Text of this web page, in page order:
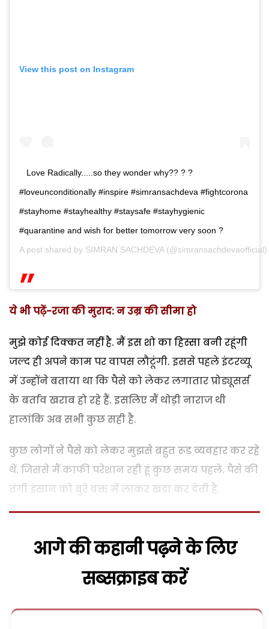
View this post on Instagram
Love Radically.....so they wonder why?? ? ?
#loveunconditionally #inspire #simransachdeva #fightcorona
#stayhome #stayhealthy #staysafe #stayhygienic
#quarantine and wish for better tomorrow very soon ?
A post shared by SIMRAN SACHDEVA
ये भी पढ़ें-रजा की मुराद: न उम्र की सीमा हो
मुझे कोई दिक्कत नहीं है. मैं इस शो का हिस्सा बनी रहूंगी
जल्द ही अपने काम पर वापस लौटूंगी. इससे पहले इंटरव्यू
में उन्होंने बताया था कि पैसे को लेकर लगातार प्रोड्यूसर्स
के बर्ताव खराब हो रहे हैं. इसलिए मैं थोड़ी नाराज थी
हालांकि अब सभी कुछ सही है.
कुछ लोगों ने पैसे को लेकर मुझसे बहुत रूड व्यवहार कर रहे
थें. जिससे मैं काफी परेशान रही हूं कुछ समय पहले. पैसे की
तंगी इंसान को बुरे वक्त में लाकर खड़ा कर देती है.
आगे की कहानी पढ़ने के लिए
सब्सक्राइब करें